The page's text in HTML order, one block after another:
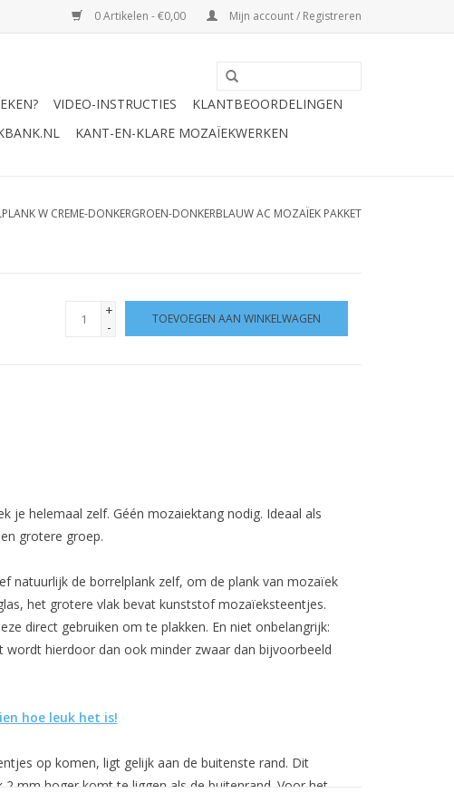
0 Artikelen - €0,00 Mijn account / Registreren
VIDEO-INSTRUCTIES
KLANTBEOORDELINGEN
KANT-EN-KLARE MOZAÏEKWERKEN
W CREME-DONKERGROEN-DONKERBLAUW AC MOZAÏEK PAKKET
+
-
TOEVOEGEN AAN WINKELWAGEN
je helemaal zelf. Géén mozaiektang nodig. Ideaal als
grotere groep.
natuurlijk de borrelplank zelf, om de plank van mozaïek
het grotere vlak bevat kunststof mozaïeksteentjes.
direct gebruiken om te plakken. En niet onbelangrijk:
wordt hierdoor dan ook minder zwaar dan bijvoorbeeld
hoe leuk het is!
op komen, ligt gelijk aan de buitenste rand. Dit
mm hoger komt te liggen als de buitenrand. Voor het